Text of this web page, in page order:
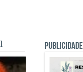
PUBLICIDADE